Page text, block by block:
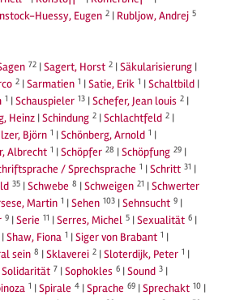
Huessy, Eugen 2 | Rubljow, Andrej 5
72 |Sagert, Horst 2 |Säkularisierung |
2 |Sarmatien 1 |Satie, Erik 1 |Schaltbild |
1 |Schauspieler 13 |Schefer, Jean louis 2 |
Heinz |Schindung 2 |Schlachtfeld 2 |
Björn 1 |Schönberg, Arnold 1 |
Albrecht 1 |Schöpfer 28 |Schöpfung 29 |
/ Sprechsprache 1 |Schritt 31 |
35 |Schwebe 8 |Schweigen 21 |Schwerter
Martin 1 |Sehen 103 |Sehnsucht 9 |
9 |Serie 11 |Serres, Michel 5 |Sexualität 6 |
|Shaw, Fiona 1 |Siger von Brabant 1 |
sein 8 |Sklaverei 2 |Sloterdijk, Peter 1 |
Solidarität 7 |Sophokles 6 |Sound 3 |
1 |Spirale 4 |Sprache 69 |Sprechakt 10 |